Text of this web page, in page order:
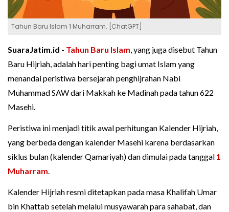
Tahun Baru Islam 1 Muharram. [ChatGPT]
SuaraJatim.id - Tahun Baru Islam, yang juga disebut Tahun
Baru Hijriah, adalah hari penting bagi umat Islam yang
menandai peristiwa bersejarah penghijrahan Nabi
Muhammad SAW dari Makkah ke Madinah pada tahun 622
Masehi.
Peristiwa ini menjadi titik awal perhitungan Kalender Hijriah,
yang berbeda dengan kalender Masehi karena berdasarkan
siklus bulan (kalender Qamariyah) dan dimulai pada tanggal 1
Muharram.
Kalender Hijriah resmi ditetapkan pada masa Khalifah Umar
bin Khattab setelah melalui musyawarah para sahabat, dan